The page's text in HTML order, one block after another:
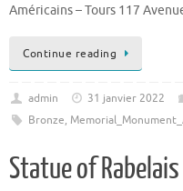
Américains – Tours 117
Continue reading
admin 31 janvier 2022
Bronze,
Statue of